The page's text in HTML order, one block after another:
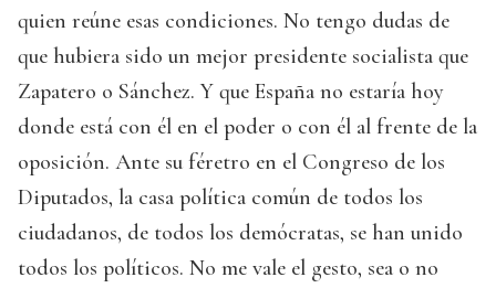
quien reúne esas condiciones. No tengo dudas de
que hubiera sido un mejor presidente socialista que
Zapatero o Sánchez. Y que España no estaría hoy
donde está con él en el poder o con él al frente de la
oposición. Ante su féretro en el Congreso de los
Diputados, la casa política común de todos los
ciudadanos, de todos los demócratas, se han unido
todos los políticos. No me vale el gesto, sea o no